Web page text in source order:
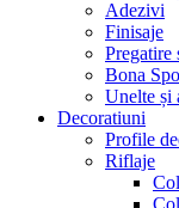
Adezivi
Finisaje
Pregatire
Bona
Unelte și
Decoratiuni
Profile
Riflaje